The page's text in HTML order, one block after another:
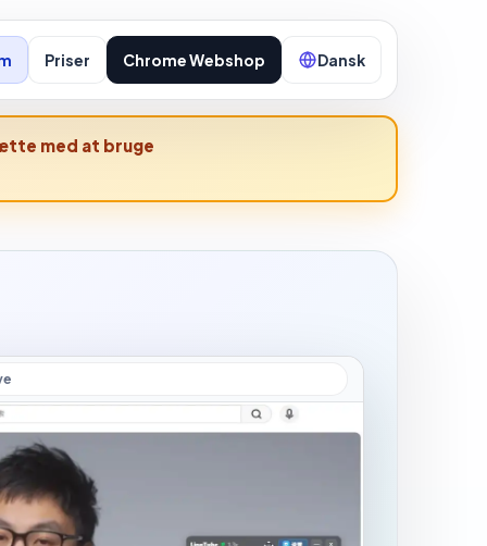
Priser Chrome Webshop Dansk
med at bruge